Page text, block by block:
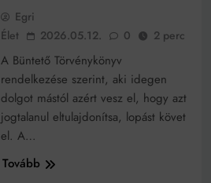
Egri
Élet
2026.05.12. 0 2 perc
A Büntető Törvénykönyv
rendelkezése szerint, aki idegen
dolgot mástól azért vesz el, hogy azt
jogtalanul eltulajdonítsa, lopást követ
el. A…
Tovább